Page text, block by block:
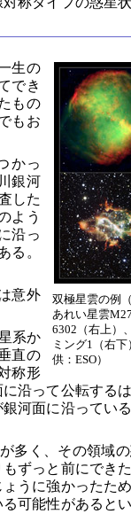
双極星雲の例
あれい星雲
6302（右上）
ミング1（右
供：ESO）
生の
でき
もの
もお
かっ
銀河
した
よう
沿っ
る。
意外
系か
直の
称形
沿って公転する
河面に沿ってい
多く、その領域
ずっと前にでき
うに強かったた
可能性があると